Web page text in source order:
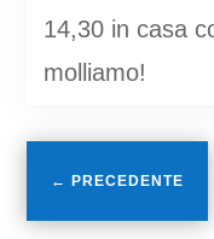
14,30 in casa
molliamo!
←PRECEDENTE